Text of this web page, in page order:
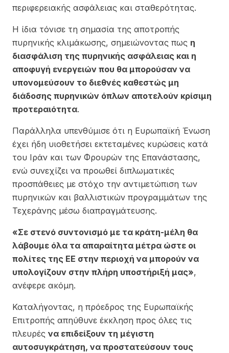
περιφερειακής ασφάλειας και σταθερότητας.
Η ίδια τόνισε τη σημασία της αποτροπής
πυρηνικής κλιμάκωσης, σημειώνοντας πως η
διασφάλιση της πυρηνικής ασφάλειας και η
αποφυγή ενεργειών που θα μπορούσαν να
υπονομεύσουν το διεθνές καθεστώς μη
διάδοσης πυρηνικών όπλων αποτελούν κρίσιμη
προτεραιότητα.
Παράλληλα υπενθύμισε ότι η Ευρωπαϊκή Ένωση
έχει ήδη υιοθετήσει εκτεταμένες κυρώσεις κατά
του Ιράν και των Φρουρών της Επανάστασης,
ενώ συνεχίζει να προωθεί διπλωματικές
προσπάθειες με στόχο την αντιμετώπιση των
πυρηνικών και βαλλιστικών προγραμμάτων της
Τεχεράνης μέσω διαπραγμάτευσης.
«Σε στενό συντονισμό με τα κράτη-μέλη θα
λάβουμε όλα τα απαραίτητα μέτρα ώστε οι
πολίτες της ΕΕ στην περιοχή να μπορούν να
υπολογίζουν στην πλήρη υποστήριξή μας»,
ανέφερε ακόμη.
Καταλήγοντας, η πρόεδρος της Ευρωπαϊκής
Επιτροπής απηύθυνε έκκληση προς όλες τις
πλευρές να επιδείξουν τη μέγιστη
αυτοσυγκράτηση, να προστατεύσουν τους